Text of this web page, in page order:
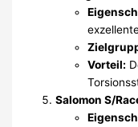
Vorteil:
Salomon S/